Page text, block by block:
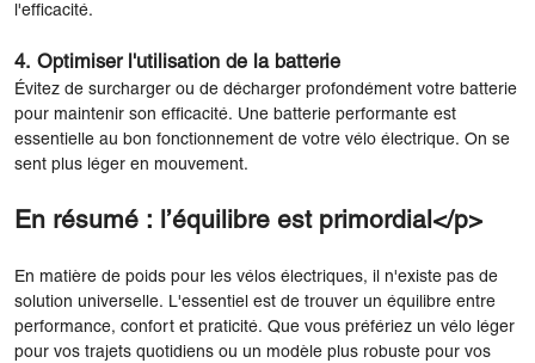
l'efficacité.
4. Optimiser l'utilisation de la batterie
Évitez de surcharger ou de décharger profondément votre batterie
pour maintenir son efficacité. Une batterie performante est
essentielle au bon fonctionnement de votre vélo électrique. On se
sent plus léger en mouvement.
En résumé : l’équilibre est primordial</p>
En matière de poids pour les vélos électriques, il n'existe pas de
solution universelle. L'essentiel est de trouver un équilibre entre
performance, confort et praticité. Que vous préfériez un vélo léger
pour vos trajets quotidiens ou un modèle plus robuste pour vos